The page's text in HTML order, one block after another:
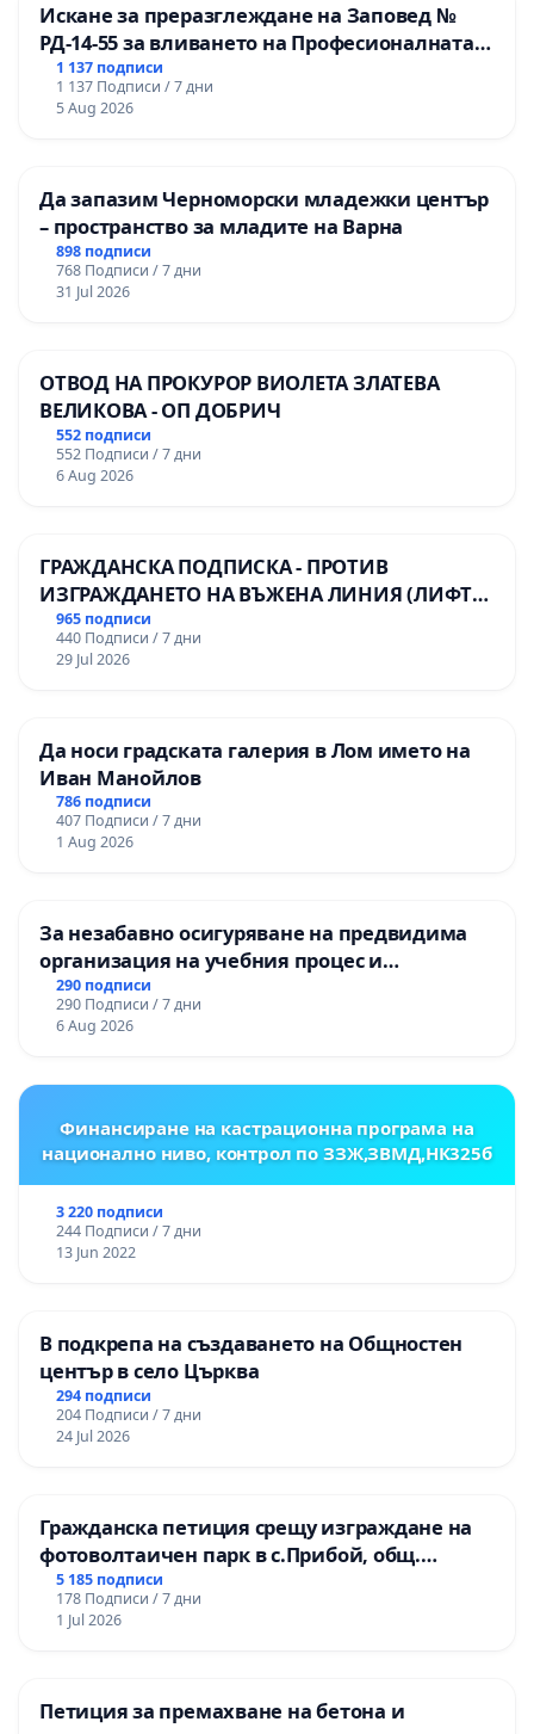
Искане за преразглеждане на Заповед №
РД-14-55 за вливането на Професионалната
гимназия по промишлени технологии в
Професионалната гимназия по икономика и
мениджмънт – гр. Пазарджик
1 137 подписи
1 137 Подписи / 7 дни
5 Aug 2026
Да запазим Черноморски младежки център
– пространство за младите на Варна
898 подписи
768 Подписи / 7 дни
31 Jul 2026
ОТВОД НА ПРОКУРОР ВИОЛЕТА ЗЛАТЕВА
ВЕЛИКОВА - ОП ДОБРИЧ
552 подписи
552 Подписи / 7 дни
6 Aug 2026
ГРАЖДАНСКА ПОДПИСКА - ПРОТИВ
ИЗГРАЖДАНЕТО НА ВЪЖЕНА ЛИНИЯ (ЛИФТ)
НА ТЕРИТОРИЯТА НА ПРИРОДНА
ЗАБЕЛЕЖИТЕЛНОСТ „ХЪЛМ НА
ОСВОБОДИТЕЛИТЕ“ (БУНАРДЖИК)
965 подписи
440 Подписи / 7 дни
29 Jul 2026
Да носи градската галерия в Лом името на
Иван Манойлов
786 подписи
407 Подписи / 7 дни
1 Aug 2026
За незабавно осигуряване на предвидима
организация на учебния процес и
гарантиране на правото на равнопоставено
и качествено образование на учениците от
ОУ „Княз Александър I“ и Хуманитарна
290 подписи
290 Подписи / 7 дни
6 Aug 2026
Финансиране на кастрационна програма на
национално ниво, контрол по ЗЗЖ,ЗВМД,НК325б
3 220 подписи
244 Подписи / 7 дни
13 Jun 2022
В подкрепа на създаването на Общностен
център в село Църква
294 подписи
204 Подписи / 7 дни
24 Jul 2026
Гражданска петиция срещу изграждане на
фотоволтаичен парк в с.Прибой, общ.
Радомир
5 185 подписи
178 Подписи / 7 дни
1 Jul 2026
Петиция за премахване на бетона и